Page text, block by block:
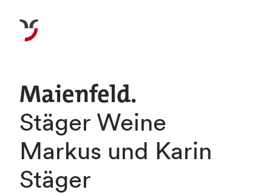
Maienfeld.
Stäger Weine
Markus und Karin
Stäger